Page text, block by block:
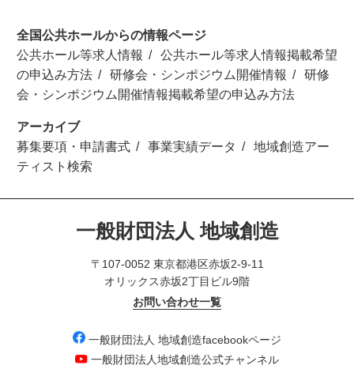
全国公共ホールからの情報ページ
公共ホール等求人情報
公共ホール等求人情報掲載希望
の申込み方法
研修会・シンポジウム開催情報
研修
会・シンポジウム開催情報掲載希望の申込み方法
アーカイブ
募集要項・申請書式
事業実績データ
地域創造アー
ティスト検索
一般財団法人 地域創造
〒107-0052 東京都港区赤坂2-9-11
オリックス赤坂2丁目ビル9階
お問い合わせ一覧
一般財団法人 地域創造facebookページ
一般財団法人地域創造公式チャンネル